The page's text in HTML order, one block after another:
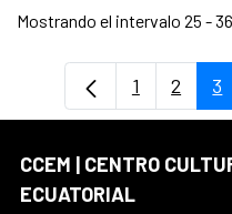
Mostrando el intervalo 25 -
Página
1 Página
2 3
CCEM | CENTRO
ECUATORIAL